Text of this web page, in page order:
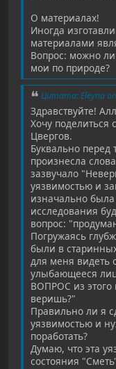
О материалах!
Иногда
материалами
Вопрос: можно
мои по природе?
Цитата: Eleyna
Здравствуйте!
Хочу поделиться
Цвергов.
Буквально перед
произнесла
зазвучало
уязвимостью и
изначально
исследования
вопрос:
Погружаясь
были в
для меня видеть
улыбающееся
ВОПРОС из этого
веришь?"
Правильно ли я
уязвимостью и
поработать?
Думаю, что эта
состояния